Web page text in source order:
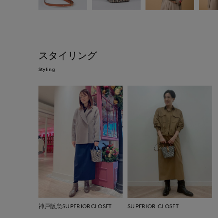
スタイリング
Styling
神戸阪急SUPERIORCLOSET SUPERIOR CLOSET